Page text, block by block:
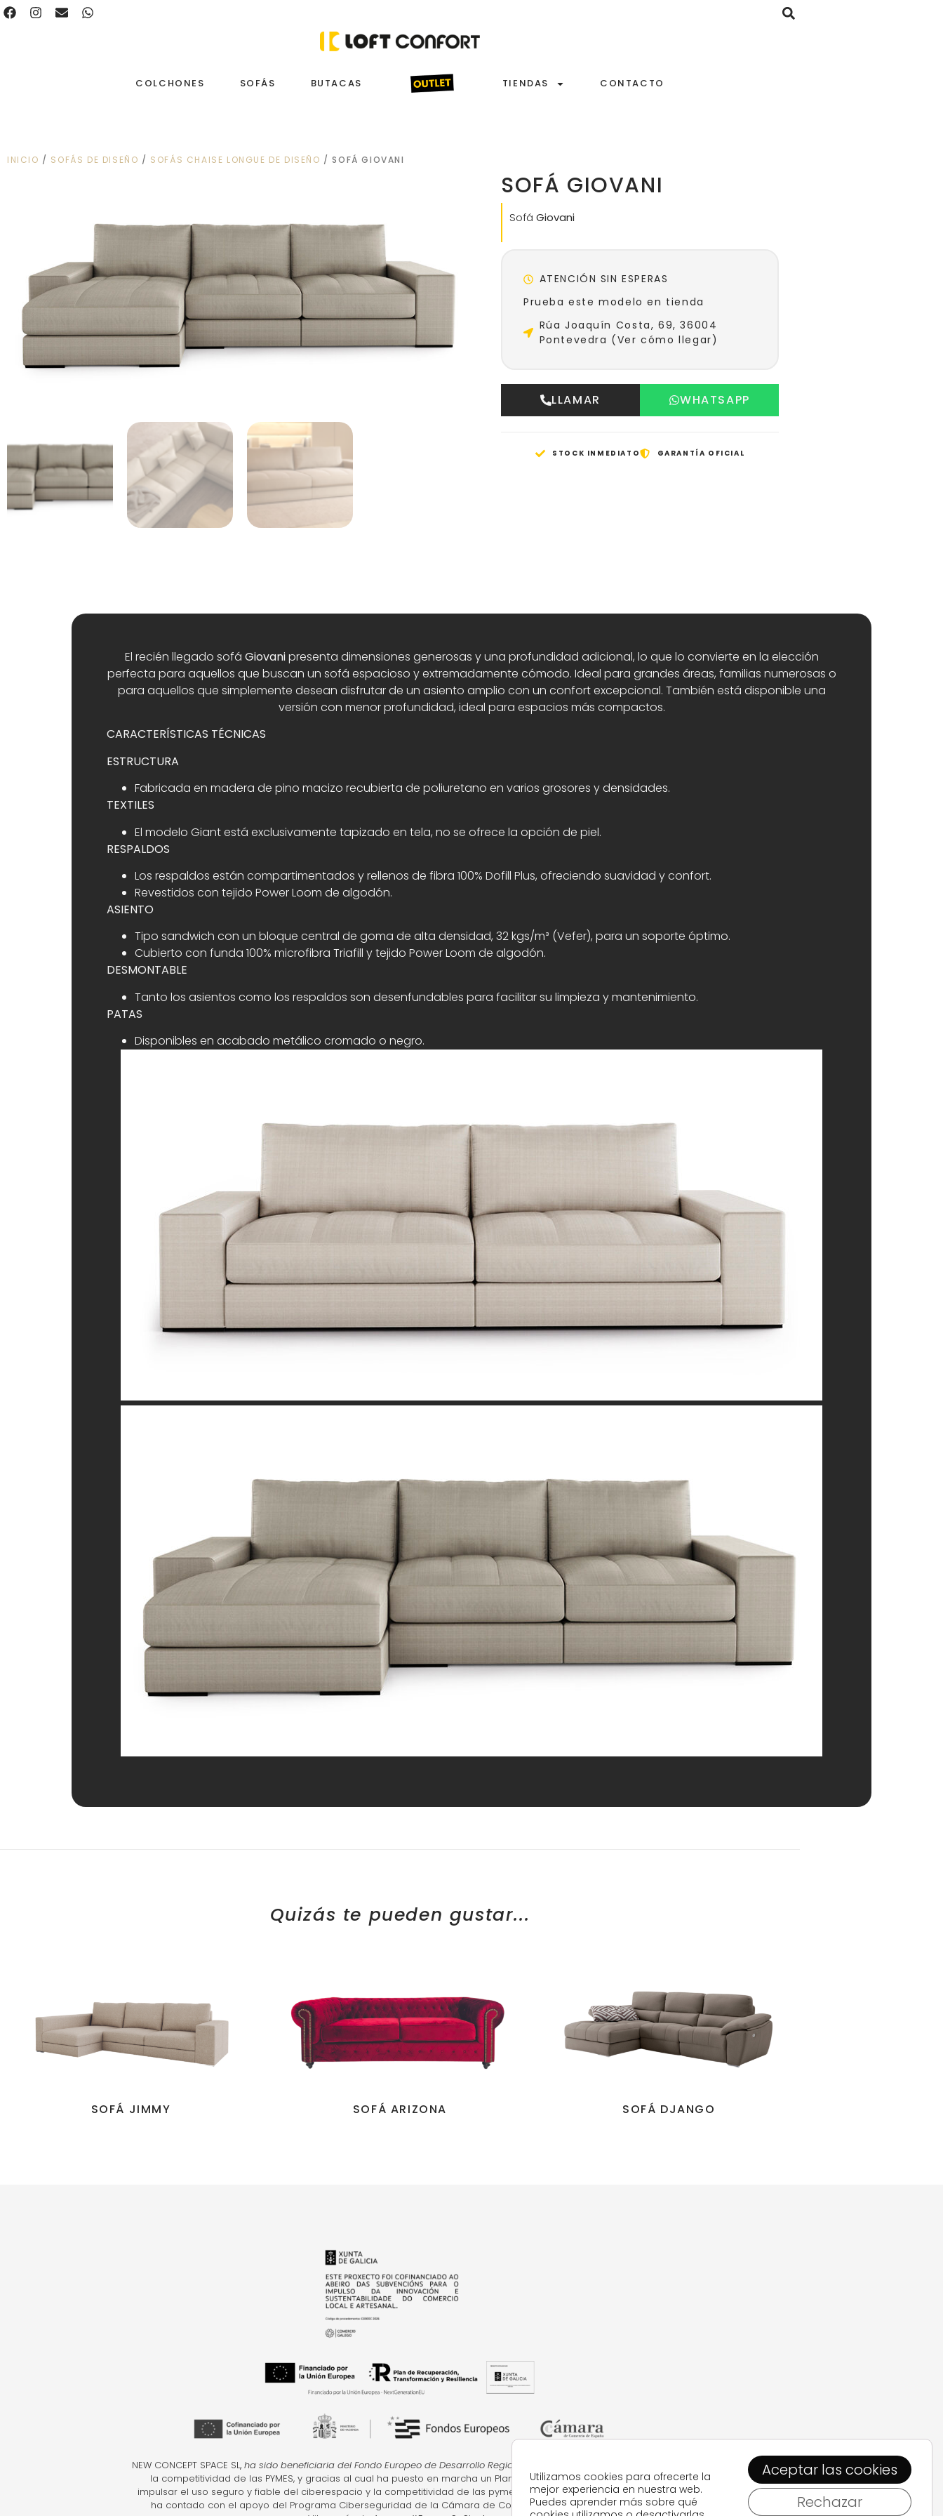
COLCHONES SOFÁS BUTACAS TIENDAS CONTACTO
INICIO / SOFÁS DE DISEÑO / SOFÁS CHAISE LONGUE DE DISEÑO / SOFÁ GIOVANI
SOFÁ GIOVANI
Sofá Giovani
ATENCIÓN SIN ESPERAS
Prueba este modelo en tienda
Rúa Joaquín Costa, 69, 36004
Pontevedra (Ver cómo llegar)
LLAMAR WHATSAPP
STOCK INMEDIATO GARANTÍA OFICIAL
El recién llegado sofá Giovanipresenta dimensiones generosas y una profundidad adicional, lo que lo convierte en la elección
perfecta para aquellos que buscan un sofá espacioso y extremadamente cómodo. Ideal para grandes áreas, familias numerosas o
para aquellos que simplemente desean disfrutar de un asiento amplio con un confort excepcional. También está disponible una
versión con menor profundidad, ideal para espacios más compactos.
CARACTERÍSTICAS TÉCNICAS
ESTRUCTURA
Fabricada en madera de pino macizo recubierta de poliuretano en varios grosores y densidades.
TEXTILES
El modelo Giant está exclusivamente tapizado en tela, no se ofrece la opción de piel.
RESPALDOS
Los respaldos están compartimentados y rellenos de fibra 100% Dofill Plus, ofreciendo suavidad y confort.
Revestidos con tejido Power Loom de algodón.
ASIENTO
Tipo sandwich con un bloque central de goma de alta densidad, 32 kgs/m³ (Vefer), para un soporte óptimo.
Cubierto con funda 100% microfibra Triafill y tejido Power Loom de algodón.
DESMONTABLE
Tanto los asientos como los respaldos son desenfundables para facilitar su limpieza y mantenimiento.
PATAS
Disponibles en acabado metálico cromado o negro.
Quizás te pueden gustar...
SOFÁ JIMMY SOFÁ ARIZONA SOFÁ DJANGO
NEW CONCEPT SPACE SL,ha sido beneficiaria del Fondo Europeo de Desarrollo Regional cuyo objetivo
la competitividad de las PYMES, y gracias al cual ha puesto en marcha un Plan de Acción con el objetivo de
impulsar el uso seguro y fiable del ciberespacio y la competitividad de las pymes durante el año 2024. Para ello
ha contado con el apoyo del Programa Ciberseguridad de la Cámara de Comercio de Pontevedra, Vigo y
Utilizamos cookies para ofrecerte la
mejor experiencia en nuestra web.
Puedes aprender más sobre qué
Aceptar las cookies
Rechazar